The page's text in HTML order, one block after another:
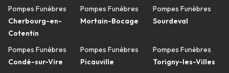
Pompes Funèbres
Cherbourg-en-
Cotentin
Pompes Funèbres
Condé-sur-Vire
Pompes Funèbres
Mortain-Bocage
Pompes Funèbres
Picauville
Pompes Funèbres
Sourdeval
Pompes Funèbres
Torigny-les-Villes